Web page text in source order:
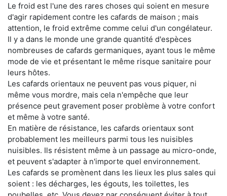
Le froid est l'une des rares choses qui soient en mesure
d'agir rapidement contre les cafards de maison ; mais
attention, le froid extrême comme celui d'un congélateur.
Il y a dans le monde une grande quantité d'espèces
nombreuses de cafards germaniques, ayant tous le même
mode de vie et présentant le même risque sanitaire pour
leurs hôtes.
Les cafards orientaux ne peuvent pas vous piquer, ni
même vous mordre, mais cela n'empêche que leur
présence peut gravement poser problème à votre confort
et même à votre santé.
En matière de résistance, les cafards orientaux sont
probablement les meilleurs parmi tous les nuisibles
nuisibles. Ils résistent même à un passage au micro-onde,
et peuvent s'adapter à n'importe quel environnement.
Les cafards se promènent dans les lieux les plus sales qui
soient : les décharges, les égouts, les toilettes, les